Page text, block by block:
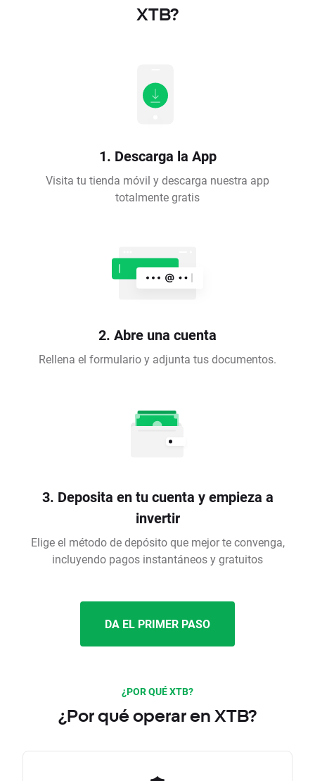
XTB?
1. Descarga la App
Visita tu tienda móvil y descarga nuestra app
totalmente gratis
2. Abre una cuenta
Rellena el formulario y adjunta tus documentos.
3. Deposita en tu cuenta y empieza a
invertir
Elige el método de depósito que mejor te convenga,
incluyendo pagos instantáneos y gratuitos
DA EL PRIMER PASO
¿POR QUÉ XTB?
¿Por qué operar en XTB?